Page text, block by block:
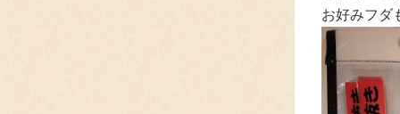
お好みフダ